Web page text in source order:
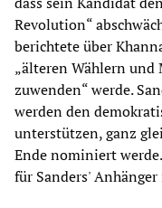
Revolution“
berichtete über
„älteren Wählern
zuwenden“ werde.
werden den
unterstützen, ganz
Ende nominiert
für Sanders'